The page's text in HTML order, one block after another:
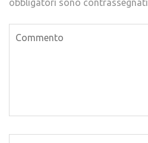
obbligatori sono contrassegnati